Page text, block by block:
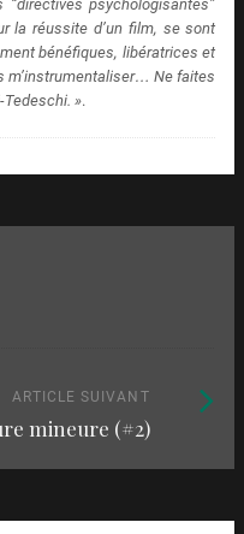
“directives psychologisantes”
la réussite d’un film, se sont
bénéfiques, libératrices et
m’instrumentaliser… Ne faites
».
ARTICLE SUIVANT
mineure (#2)
Article